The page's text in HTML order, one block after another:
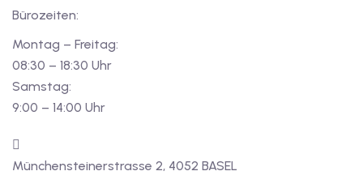
Bürozeiten:
Montag – Freitag:
08:30 – 18:30 Uhr
Samstag:
9:00 – 14:00 Uhr
Münchensteinerstrasse 2, 4052 BASEL